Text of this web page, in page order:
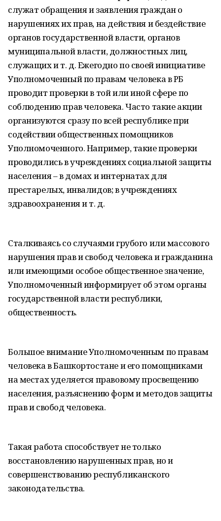
служат обращения и заявления граждан о
нарушениях их прав, на действия и бездействие
органов государственной власти, органов
муниципальной власти, должностных лиц,
служащих и т. д. Ежегодно по своей инициативе
Уполномоченный по правам человека в РБ
проводит проверки в той или иной сфере по
соблюдению прав человека. Часто такие акции
организуются сразу по всей республике при
содействии общественных помощников
Уполномоченного. Например, такие проверки
проводились в учреждениях социальной защиты
населения – в домах и интернатах для
престарелых, инвалидов; в учреждениях
здравоохранения и т. д.
Сталкиваясь со случаями грубого или массового
нарушения прав и свобод человека и гражданина
или имеющими особое общественное значение,
Уполномоченный информирует об этом органы
государственной власти республики,
общественность.
Большое внимание Уполномоченным по правам
человека в Башкортостане и его помощниками
на местах уделяется правовому просвещению
населения, разъяснению форм и методов защиты
прав и свобод человека.
Такая работа способствует не только
восстановлению нарушенных прав, но и
совершенствованию республиканского
законодательства.